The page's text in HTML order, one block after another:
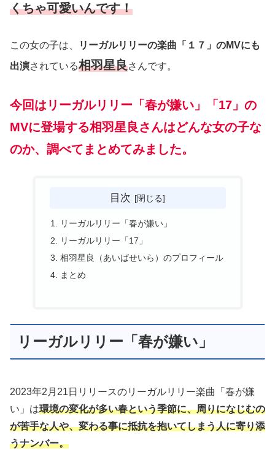
くちゃ可愛いんです！
この女の子は、
リーガルリリーの楽曲「１７」のMVにも
出演されている相羽星良さんです。
今回はリーガルリリー「春が嫌い」「17」の
MVに登場する相羽星良さんはどんな女の子な
のか、調べてまとめてみました。
目次
リーガルリリー「春が嫌い」
リーガルリリー「17」
相羽星良（あいばせいら）のプロフィール
まとめ
リーガルリリー「春が嫌い」
2023年2月21日リリースのリーガルリリー楽曲「春が嫌
い」は環境の変化が多い春という季節に、周りになじむの
が苦手な人や、変わる事に抵抗を抱いてしまう人に寄り添
うナンバー。